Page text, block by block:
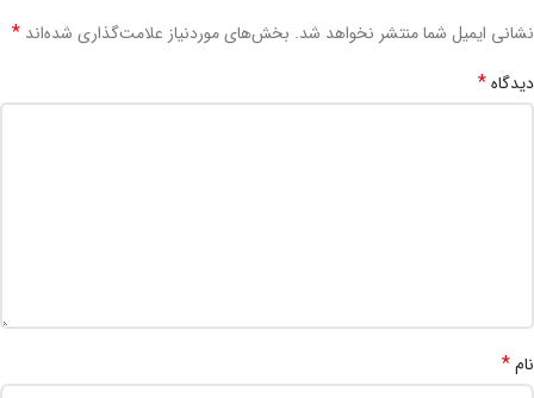
نشانی ایمیل شما منتشر نخواهد شد. بخش‌های موردنیاز علامت‌گذاری شده‌اند *
دیدگاه*
نام*